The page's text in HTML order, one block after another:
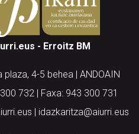
- Erroitz BM
plaza, 4-5 behea | ANDOAIN
732 | Faxa: 943 300 731
| idazkaritza@aiurri.eus